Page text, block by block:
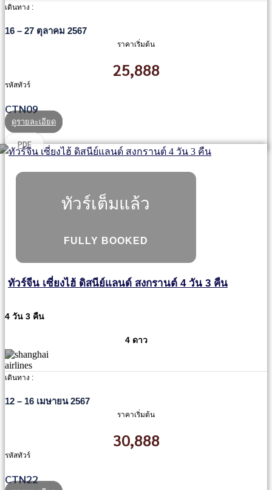
เดินทาง :
16 – 27 ตุลาคม 2567
ราคาเริ่มต้น
25,888
รหัสทัวร์
CTN09
ดูรายละเอียด
PDF
ทัวร์เต็มแล้ว
FULLY BOOKED
ทัวร์จีน เซี่ยงไฮ้ ดิสนีย์แลนด์ สงกรานต์ 4 วัน 3 คืน
4 วัน 3 คืน
4 ดาว
เดินทาง :
12 – 16 เมษายน 2567
ราคาเริ่มต้น
30,888
รหัสทัวร์
CTN22